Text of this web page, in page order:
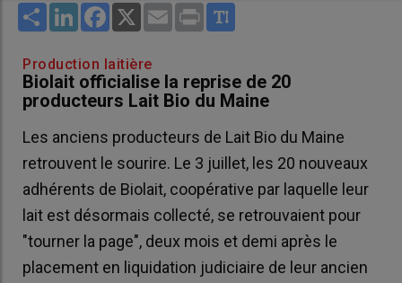
Share LinkedInFacebook
X Email Print
Production laitière
Biolait officialise la reprise de 20
producteurs Lait Bio du Maine
Les anciens producteurs de Lait Bio du Maine
retrouvent le sourire. Le 3 juillet, les 20 nouveaux
adhérents de Biolait, coopérative par laquelle leur
lait est désormais collecté, se retrouvaient pour
"tourner la page", deux mois et demi après le
placement en liquidation judiciaire de leur ancien